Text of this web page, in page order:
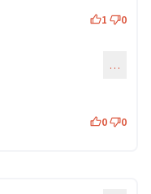
1 0
2051) …
0 0